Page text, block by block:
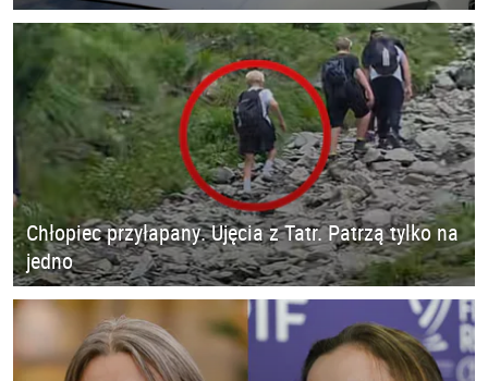
Chłopiec przyłapany. Ujęcia z Tatr. Patrzą tylko na
jedno